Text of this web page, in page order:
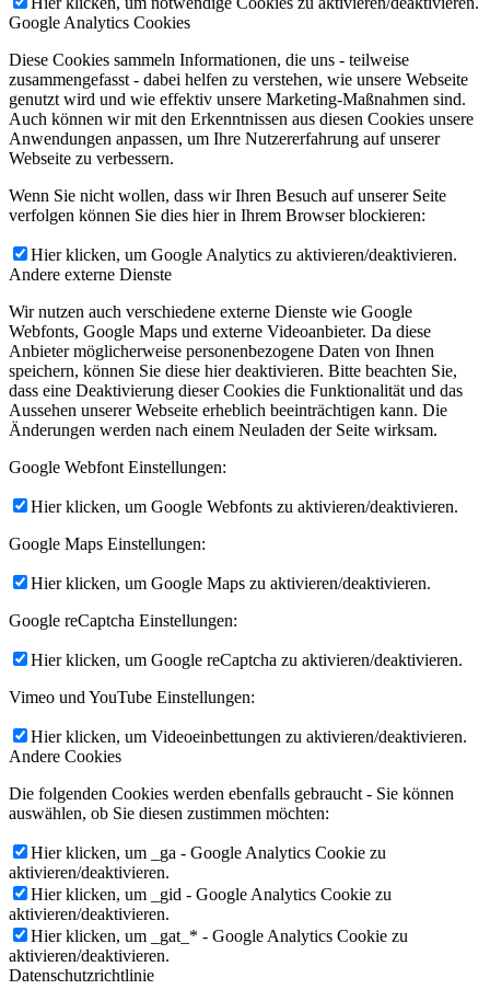
Google Analytics Cookies
Diese Cookies sammeln Informationen, die uns - teilweise
zusammengefasst - dabei helfen zu verstehen, wie unsere Webseite
genutzt wird und wie effektiv unsere Marketing-Maßnahmen sind.
Auch können wir mit den Erkenntnissen aus diesen Cookies unsere
Anwendungen anpassen, um Ihre Nutzererfahrung auf unserer
Webseite zu verbessern.
Wenn Sie nicht wollen, dass wir Ihren Besuch auf unserer Seite
verfolgen können Sie dies hier in Ihrem Browser blockieren:
Hier klicken, um Google Analytics zu aktivieren/deaktivieren.
Andere externe Dienste
Wir nutzen auch verschiedene externe Dienste wie Google
Webfonts, Google Maps und externe Videoanbieter. Da diese
Anbieter möglicherweise personenbezogene Daten von Ihnen
speichern, können Sie diese hier deaktivieren. Bitte beachten Sie,
dass eine Deaktivierung dieser Cookies die Funktionalität und das
Aussehen unserer Webseite erheblich beeinträchtigen kann. Die
Änderungen werden nach einem Neuladen der Seite wirksam.
Google Webfont Einstellungen:
Hier klicken, um Google Webfonts zu aktivieren/deaktivieren.
Google Maps Einstellungen:
Hier klicken, um Google Maps zu aktivieren/deaktivieren.
Google reCaptcha Einstellungen:
Hier klicken, um Google reCaptcha zu aktivieren/deaktivieren.
Vimeo und YouTube Einstellungen:
Hier klicken, um Videoeinbettungen zu aktivieren/deaktivieren.
Andere Cookies
Die folgenden Cookies werden ebenfalls gebraucht - Sie können
auswählen, ob Sie diesen zustimmen möchten:
Hier klicken, um _ga - Google Analytics Cookie zu
aktivieren/deaktivieren.
Hier klicken, um _gid - Google Analytics Cookie zu
aktivieren/deaktivieren.
Hier klicken, um _gat_* - Google Analytics Cookie zu
aktivieren/deaktivieren.
Datenschutzrichtlinie